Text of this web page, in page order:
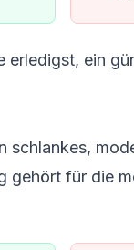
erledigst, ein
für die